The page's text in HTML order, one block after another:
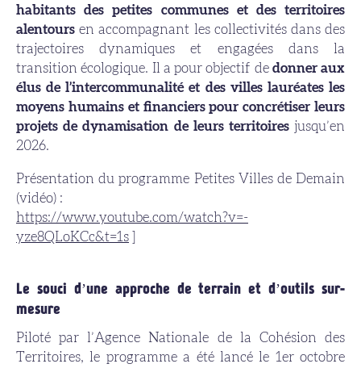
habitants des petites communes et des territoires
alentoursen accompagnant les collectivités dans des
trajectoires dynamiques et engagées dans la
transition écologique. Il a pour objectif de donner aux
élus de l’intercommunalité et des villes lauréates les
moyens humains et financiers pour concrétiser leurs
projets de dynamisation de leurs territoiresjusqu’en
2026.
Présentation du programme Petites Villes de Demain
(vidéo) :
https://www.youtube.com/watch?v=-
yze8QLoKCc&t=1s
Le souci d’une approche de terrain et d’outils sur-
mesure
Piloté par l’Agence Nationale de la Cohésion des
Territoires, le programme a été lancé le 1er octobre